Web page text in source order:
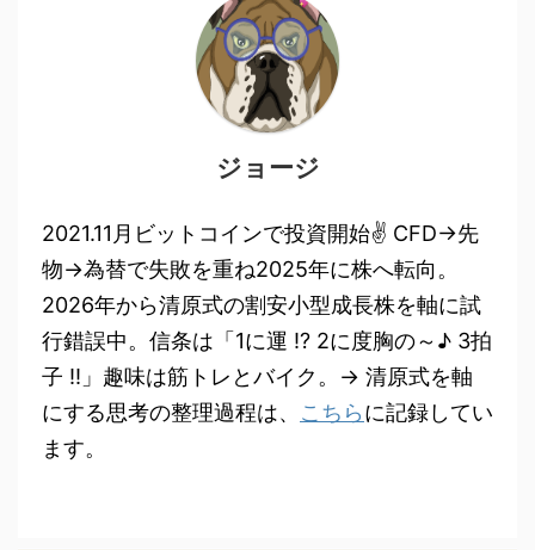
ジョージ
2021.11月ビットコインで投資開始✌ CFD→先
物→為替で失敗を重ね2025年に株へ転向。
2026年から清原式の割安小型成長株を軸に試
行錯誤中。信条は「1に運 !? 2に度胸の～♪ 3拍
子 !!」趣味は筋トレとバイク。→ 清原式を軸
にする思考の整理過程は、 こちらに記録してい
ます。